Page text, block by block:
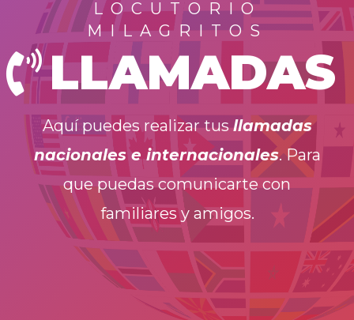
LOCUTORIO
MILAGRITOS
LLAMADAS
Aquí puedes realizar tusllamadas
nacionales e internacionales. Para
que puedas comunicarte con
familiares y amigos.